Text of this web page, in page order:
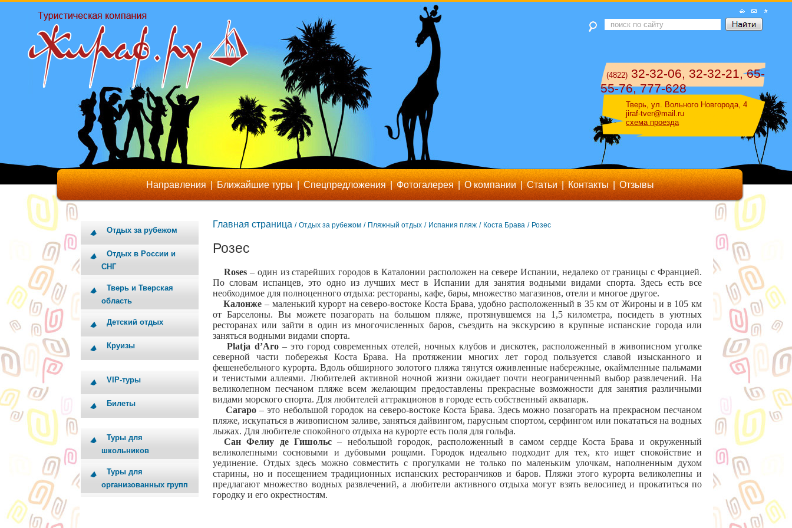
Направления | Ближайшие туры | Спецпредложения | Фотогалерея | О компании | Статьи | Контакты | Отзывы
(4822) 32-32-06, 32-32-21, 65-
55-76, 777-628
Тверь, ул. Вольного Новгорода, 4
jiraf-tver@mail.ru
схема проезда
Отдых за рубежом
Отдых в России и
СНГ
Тверь и Тверская
область
Детский отдых
Круизы
VIP-туры
Билеты
Туры для
школьников
Туры для
организованных групп
Главная страница / Отдых за рубежом / Пляжный отдых / Испания пляж / Коста Брава / Розес
Розес
Roses – один из старейших городов в Каталонии расположен на севере Испании, недалеко от границы с Францией.
По словам испанцев, это одно из лучших мест в Испании для занятия водными видами спорта. Здесь есть все
необходимое для полноценного отдыха: рестораны, кафе, бары, множество магазинов, отели и многое другое.
Калонже – маленький курорт на северо-востоке Коста Брава, удобно расположенный в 35 км от Жироны и в 105 км
от Барселоны. Вы можете позагорать на большом пляже, протянувшемся на 1,5 километра, посидеть в уютных
ресторанах или зайти в один из многочисленных баров, съездить на экскурсию в крупные испанские города или
заняться водными видами спорта.
Platja d’Aro– это город современных отелей, ночных клубов и дискотек, расположенный в живописном уголке
северной части побережья Коста Брава. На протяжении многих лет город пользуется славой изысканного и
фешенебельного курорта. Вдоль обширного золотого пляжа тянутся оживленные набережные, окаймленные пальмами
и тенистыми аллеями. Любителей активной ночной жизни ожидает почти неограниченный выбор развлечений. На
великолепном песчаном пляже всем желающим предоставлены прекрасные возможности для занятия различными
видами морского спорта. Для любителей аттракционов в городе есть собственный аквапарк.
Сагаро– это небольшой городок на северо-востоке Коста Брава. Здесь можно позагорать на прекрасном песчаном
пляже, искупаться в живописном заливе, заняться дайвингом, парусным спортом, серфингом или покататься на водных
лыжах. Для любителе спокойного отдыха на курорте есть поля для гольфа.
Сан Фелиу де Гишольс– небольшой городок, расположенный в самом сердце Коста Брава и окруженный
великолепными сосновыми и дубовыми рощами. Городок идеально подходит для тех, кто ищет спокойствие и
уединение. Отдых здесь можно совместить с прогулками не только по маленьким улочкам, наполненным духом
старины, но и посещением традиционных испанских ресторанчиков и баров. Пляжи этого курорта великолепны и
предлагают множество водных развлечений, а любители активного отдыха могут взять велосипед и прокатиться по
городку и его окрестностям.